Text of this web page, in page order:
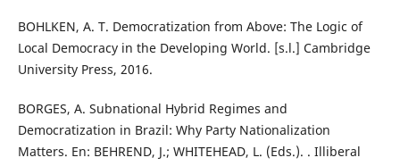
BOHLKEN, A. T. Democratization from Above: The Logic of
Local Democracy in the Developing World. [s.l.] Cambridge
University Press, 2016.
BORGES, A. Subnational Hybrid Regimes and
Democratization in Brazil: Why Party Nationalization
Matters. En: BEHREND, J.; WHITEHEAD, L. (Eds.). . Illiberal